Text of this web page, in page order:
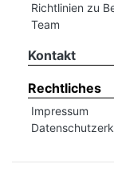
Richtlinien zu
Team
Kontakt
Rechtliches
Impressum